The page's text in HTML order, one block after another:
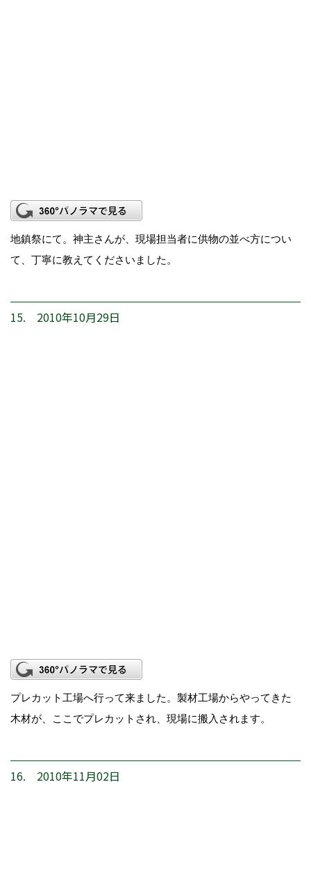
地鎮祭にて。神主さんが、現場担当者に供物の並べ方につい
て、丁寧に教えてくださいました。
15. 2010年10月29日
プレカット工場へ行って来ました。製材工場からやってきた
木材が、ここでプレカットされ、現場に搬入されます。
16. 2010年11月02日